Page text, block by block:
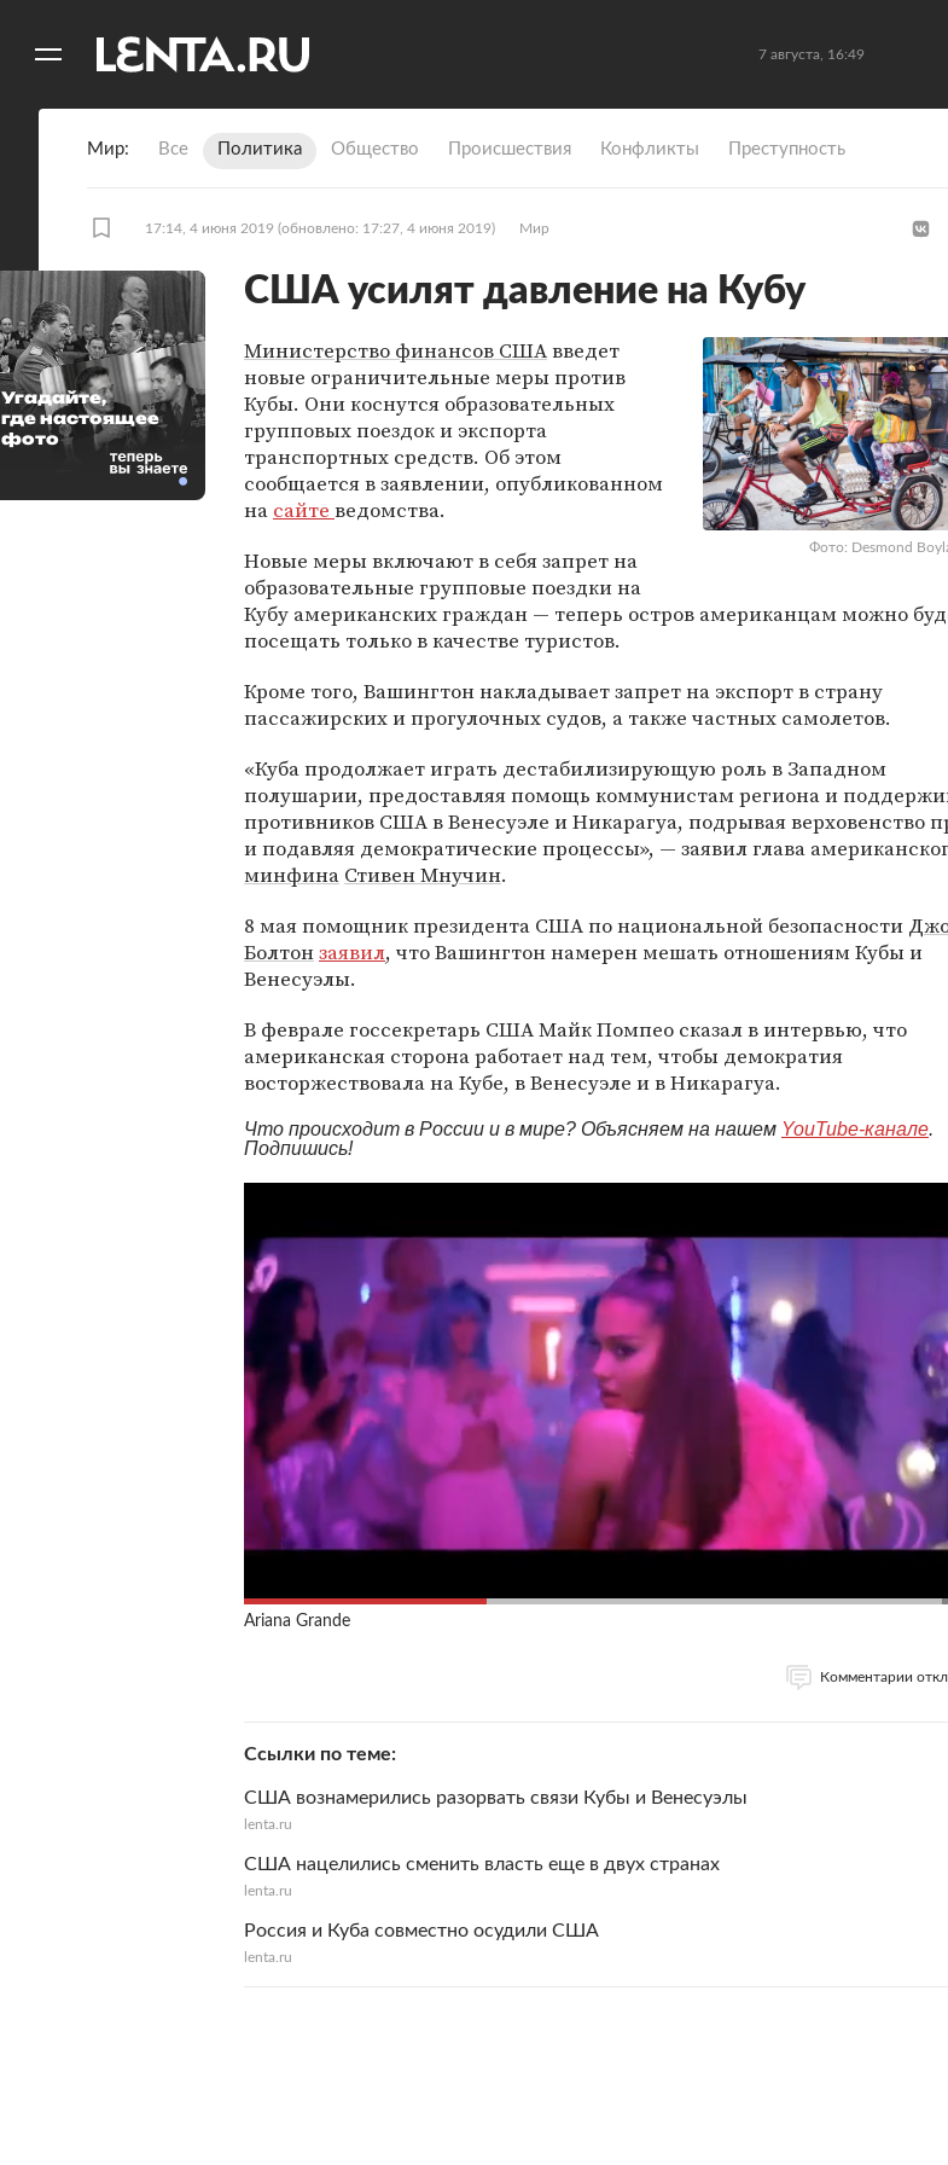
7 августа, 16:49
Мир Все Политика Общество Происшествия Конфликты Преступность
17:14, 4 июня 2019 (обновлено: 17:27, 4 июня 2019) Мир
США усилят давление на Кубу
Фото: Desmond
Министерство финансов СШАвведет
новые ограничительные меры против
Кубы. Они коснутся образовательных
групповых поездок и экспорта
транспортных средств. Об этом
сообщается в заявлении, опубликованном
на сайте ведомства.
Новые меры включают в себя запрет на
образовательные групповые поездки на
Кубу американских граждан — теперь остров американцам можно
посещать только в качестве туристов.
Кроме того, Вашингтон накладывает запрет на экспорт в страну
пассажирских и прогулочных судов, а также частных самолетов.
«Куба продолжает играть дестабилизирующую роль в Западном
полушарии, предоставляя помощь коммунистам региона и
противников США в Венесуэле и Никарагуа, подрывая верховенство
и подавляя демократические процессы», — заявил глава
минфина Стивен Мнучин.
8 мая помощник президента США по национальной безопасности
Болтонзаявил, что Вашингтон намерен мешать отношениям Кубы и
Венесуэлы.
В феврале госсекретарь США Майк Помпео сказал в интервью, что
американская сторона работает над тем, чтобы демократия
восторжествовала на Кубе, в Венесуэле и в Никарагуа.
Что происходит в России и в мире? Объясняем на нашем YouTube-канале.
Подпишись!
Ariana Grande
Комментарии
Ссылки по теме
США вознамерились разорвать связи Кубы и Венесуэлы
lenta.ru
США нацелились сменить власть еще в двух странах
lenta.ru
Россия и Куба совместно осудили США
lenta.ru
Угадайте,
где настоящее
фото